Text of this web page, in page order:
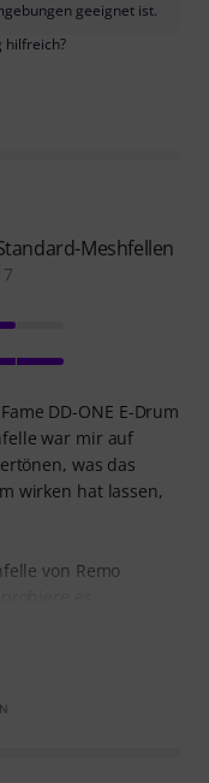
geeignet ist.
hilfreich?
dieseSie diese
Meshfellen
DD-ONE E-Drum
war mir auf
was das
wirken hat lassen,
von Remo